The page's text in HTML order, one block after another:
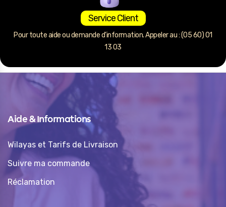
Service Client
Pour toute aide ou demande d’information. Appeler au : (05 60) 01
13 03
Aide & Informations
Wilayas et Tarifs de Livraison
Suivre ma commande
Réclamation